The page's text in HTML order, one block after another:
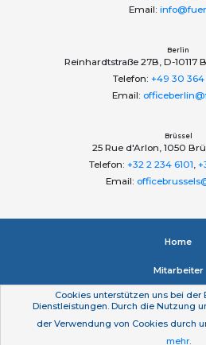
Email:
Berlin
Reinhardtstraße 27B, D-10117
Telefon: +49 30
Email:
Brüssel
25 Rue d'Arlon, 1050
Telefon: +32 2 234 6101,
Email:
Home
Mitarbeiter
Impressum
Cookies unterstützen uns bei der
Dienstleistungen. Durch die Nutzung
der Verwendung von Cookies durch
mehr.